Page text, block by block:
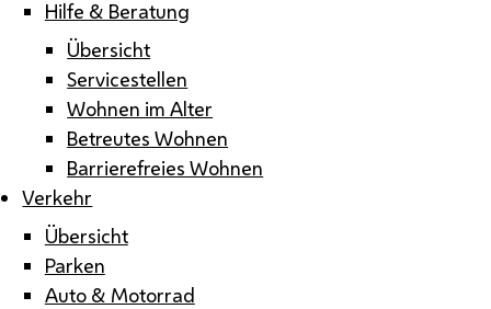
Hilfe & Beratung
Übersicht
Servicestellen
Wohnen im Alter
Betreutes Wohnen
Barrierefreies Wohnen
Verkehr
Übersicht
Parken
Auto & Motorrad